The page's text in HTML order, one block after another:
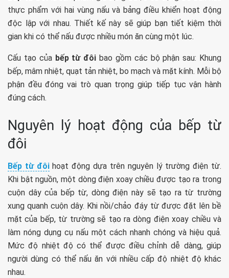
thực phẩm với hai vùng nấu và bảng điều khiển hoạt động
độc lập với nhau. Thiết kế này sẽ giúp bạn tiết kiệm thời
gian khi có thể nấu được nhiều món ăn cùng một lúc.
Cấu tạo của bếp từ đôi bao gồm các bộ phận sau: Khung
bếp, mâm nhiệt, quạt tản nhiệt, bo mạch và mặt kính. Mỗi bộ
phận đều đóng vai trò quan trọng giúp tiếp tục vận hành
đúng cách.
Nguyên lý hoạt động của bếp từ
đôi
Bếp từ đôihoạt động dựa trên nguyên lý trường điện từ.
Khi bật nguồn, một dòng điện xoay chiều được tạo ra trong
cuộn dây của bếp từ, dòng điện này sẽ tạo ra từ trường
xung quanh cuộn dây. Khi nồi/chảo đáy từ được đặt lên bề
mặt của bếp, từ trường sẽ tạo ra dòng điện xoay chiều và
làm nóng dụng cụ nấu một cách nhanh chóng và hiệu quả.
Mức độ nhiệt độ có thể được điều chỉnh dễ dàng, giúp
người dùng có thể nấu ăn với nhiều cấp độ nhiệt độ khác
nhau.